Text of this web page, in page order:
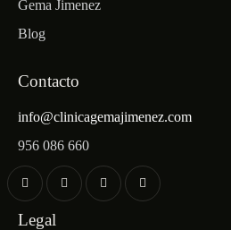
Gema Jimenez
Blog
Contacto
info@clinicagemajimenez.com
956 086 660
Legal